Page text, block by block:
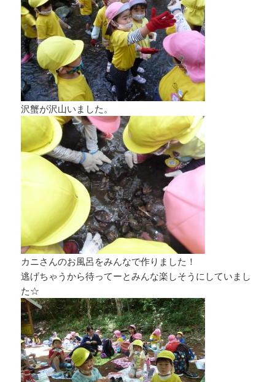
沢蟹が沢山いました。
カニさんのお風呂をみんなで作りました！
逃げちゃうから待ってーとみんな楽しそうにしていまし
た☆